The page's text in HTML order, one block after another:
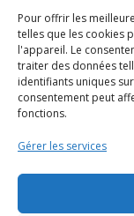
Pour offrir les
telles que les cookies
l'appareil. Le
traiter des données
identifiants uniques
consentement peut
fonctions.
Gérer les services
Mail:
© 2022 Mairie